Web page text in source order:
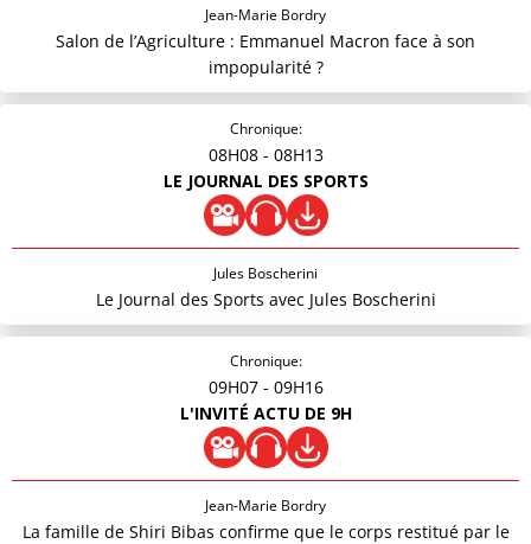
Jean-Marie Bordry
Salon de l’Agriculture : Emmanuel Macron face à son
impopularité ?
Chronique:
08H08 - 08H13
LE JOURNAL DES SPORTS
Jules Boscherini
Le Journal des Sports avec Jules Boscherini
Chronique:
09H07 - 09H16
L'INVITÉ ACTU DE 9H
Jean-Marie Bordry
La famille de Shiri Bibas confirme que le corps restitué par le